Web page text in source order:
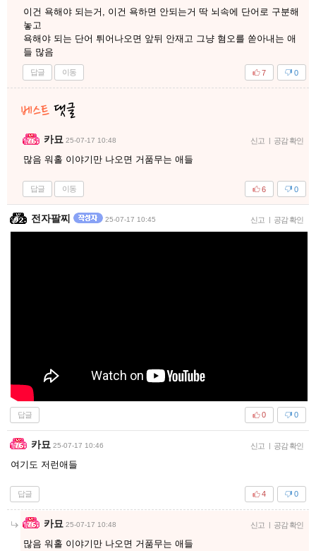
이건 욕해야 되는거, 이건 욕하면 안되는거 딱 뇌속에 단어로 구분해
놓고
욕해야 되는 단어 튀어나오면 앞뒤 안재고 그냥 혐오를 쏟아내는 애
들 많음
답글 이동 0
7
카묘 25-07-17 10:48 신고 | 공감 확인
많음 워홀 이야기만 나오면 거품무는 애들
답글 이동 0
6
전자팔찌 25-07-17 10:45 신고 | 공감 확인
답글 0
0
카묘 25-07-17 10:46 신고 | 공감 확인
여기도 저런애들
답글 0
4
카묘 25-07-17 10:48 신고 | 공감 확인
많음 워홀 이야기만 나오면 거품무는 애들